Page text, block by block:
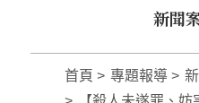
新聞
首頁 專題報導